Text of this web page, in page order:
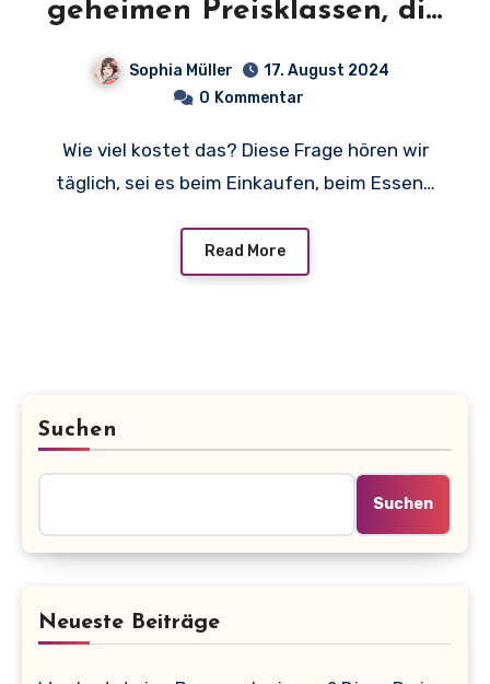
geheimen Preisklassen, die
Sie kennen sollten!
Sophia Müller
17. August 2024
0 Kommentar
Wie viel kostet das? Diese Frage hören wir
täglich, sei es beim Einkaufen, beim Essen…
Read More
Suchen
Suchen
Neueste Beiträge